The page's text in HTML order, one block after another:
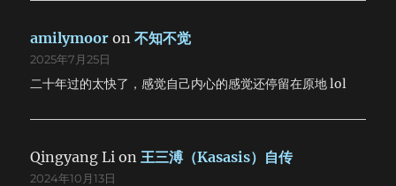
amilymoor on不知不觉
2025年7月25日
二十年过的太快了，感觉自己内心的感觉还停留在原地 lol
Qingyang Li on 王三溥（Kasasis）自传
2024年10月13日